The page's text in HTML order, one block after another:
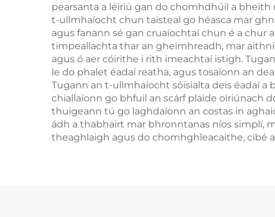
pearsanta a léiriú gan do chomhdhúil a
t-ullmhaíocht chun taisteal go héasca mar
agus fanann sé gan cruaíochtaí chun é a chur
timpeallachta thar an gheimhreadh, mar
agus ó aer cóirithe i rith imeachtaí istigh.
le do phalet éadaí reatha, agus tosaíonn an
Tugann an t-ullmhaíocht sóisialta deis éadaí a
chiallaíonn go bhfuil an scárf plaide oiriúnach
thuigeann tú go laghdaíonn an costas in
ádh a thabhairt mar bhronntanas níos simplí,
theaghlaigh agus do chomhghleacaithe, cibé